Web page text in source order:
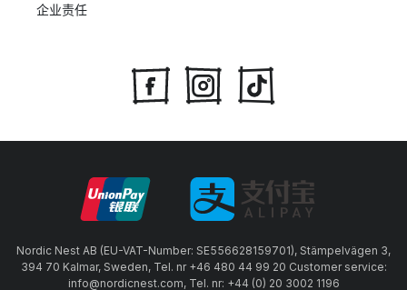
企业责任
Nordic Nest AB (EU-VAT-Number: SE556628159701), Stämpelvägen 3,
394 70 Kalmar, Sweden, Tel. nr +46 480 44 99 20 Customer service:
info@nordicnest.com, Tel. nr: +44 (0) 20 3002 1196